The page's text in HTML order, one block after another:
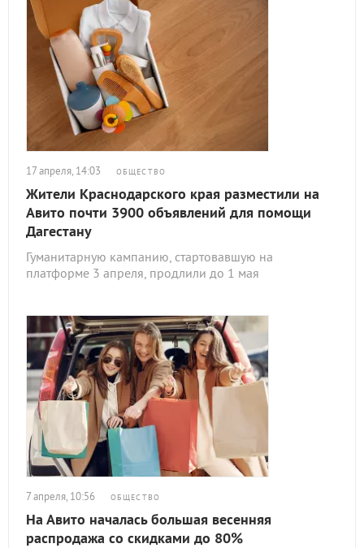
17 апреля, 14:03 ОБЩЕСТВО
Жители Краснодарского края разместили на
Авито почти 3900 объявлений для помощи
Дагестану
Гуманитарную кампанию, стартовавшую на
платформе 3 апреля, продлили до 1 мая
7 апреля, 10:56 ОБЩЕСТВО
На Авито началась большая весенняя
распродажа со скидками до 80%